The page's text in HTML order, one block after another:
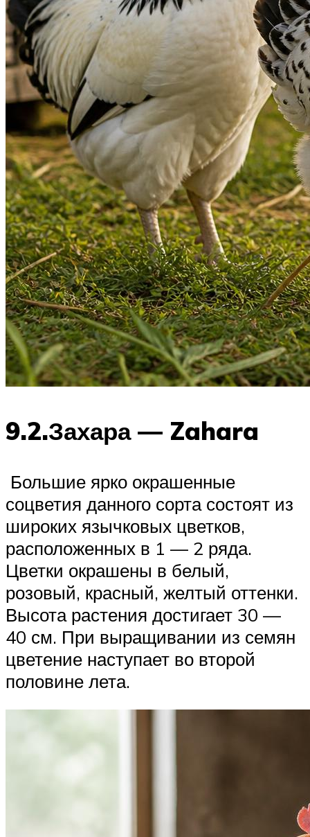
9.2.Захара — Zahara
Большие ярко окрашенные
соцветия данного сорта состоят из
широких язычковых цветков,
расположенных в 1 — 2 ряда.
Цветки окрашены в белый,
розовый, красный, желтый оттенки.
Высота растения достигает 30 —
40 см. При выращивании из семян
цветение наступает во второй
половине лета.